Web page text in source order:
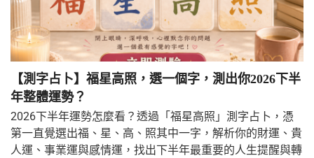
【測字占卜】福星高照，選一個字，測出你2026下半
年整體運勢？
2026下半年運勢怎麼看？透過「福星高照」測字占卜，憑
第一直覺選出福、星、高、照其中一字，解析你的財運、貴
人運、事業運與感情運，找出下半年最重要的人生提醒與轉